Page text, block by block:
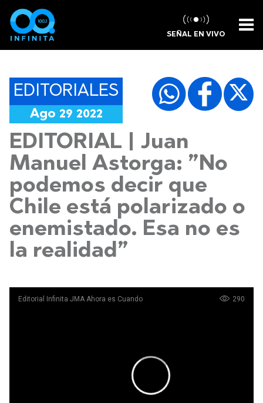
SEÑAL EN VIVO
EDITORIALES
Ago 29 2022
EDITORIAL | Juan
Manuel Astorga: ”No
podemos decir que
Chile está polarizado o
enemistado. Esa no es
la realidad”